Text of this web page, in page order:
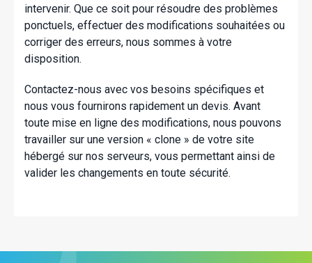
intervenir. Que ce soit pour résoudre des problèmes
ponctuels, effectuer des modifications souhaitées ou
corriger des erreurs, nous sommes à votre
disposition.
Contactez-nous avec vos besoins spécifiques et
nous vous fournirons rapidement un devis. Avant
toute mise en ligne des modifications, nous pouvons
travailler sur une version « clone » de votre site
hébergé sur nos serveurs, vous permettant ainsi de
valider les changements en toute sécurité.